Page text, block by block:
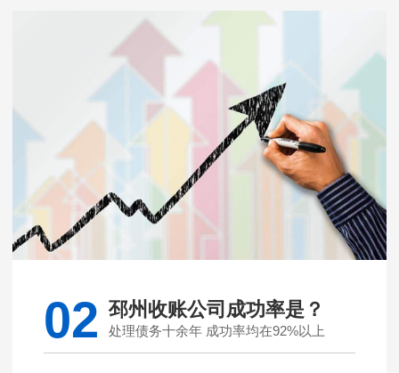
02 邳州收账公司成功率是？
处理债务十余年 成功率均在92%以上